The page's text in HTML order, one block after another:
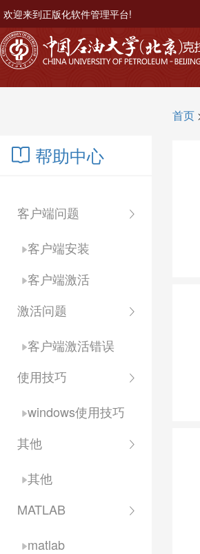
欢迎来到正版化软件管理平台!
帮助中心
客户端问题
客户端安装
客户端激活
激活问题
客户端激活错误
使用技巧
windows使用技巧
其他
其他
MATLAB
matlab
首页